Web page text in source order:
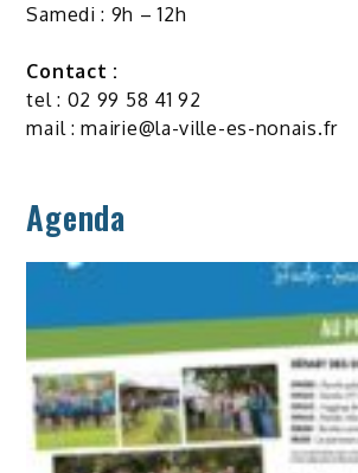
Samedi : 9h – 12h
Contact :
tel : 02 99 58 41 92
mail :mairie@la-ville-es-nonais.fr
Agenda